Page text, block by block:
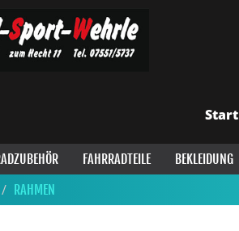
Start
FAHRRADTEILE BEKLEIDUNG
RAHMEN